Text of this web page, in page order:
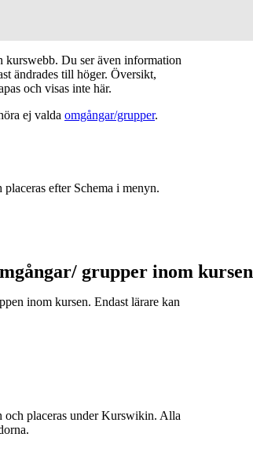
kurswebb. Du ser även information
ändrades till höger. Översikt,
och visas inte här.
ej valda omgångar/grupper.
efter Schema i menyn.
grupper inom kursen
inom kursen. Endast lärare kan
placeras under Kurswikin. Alla